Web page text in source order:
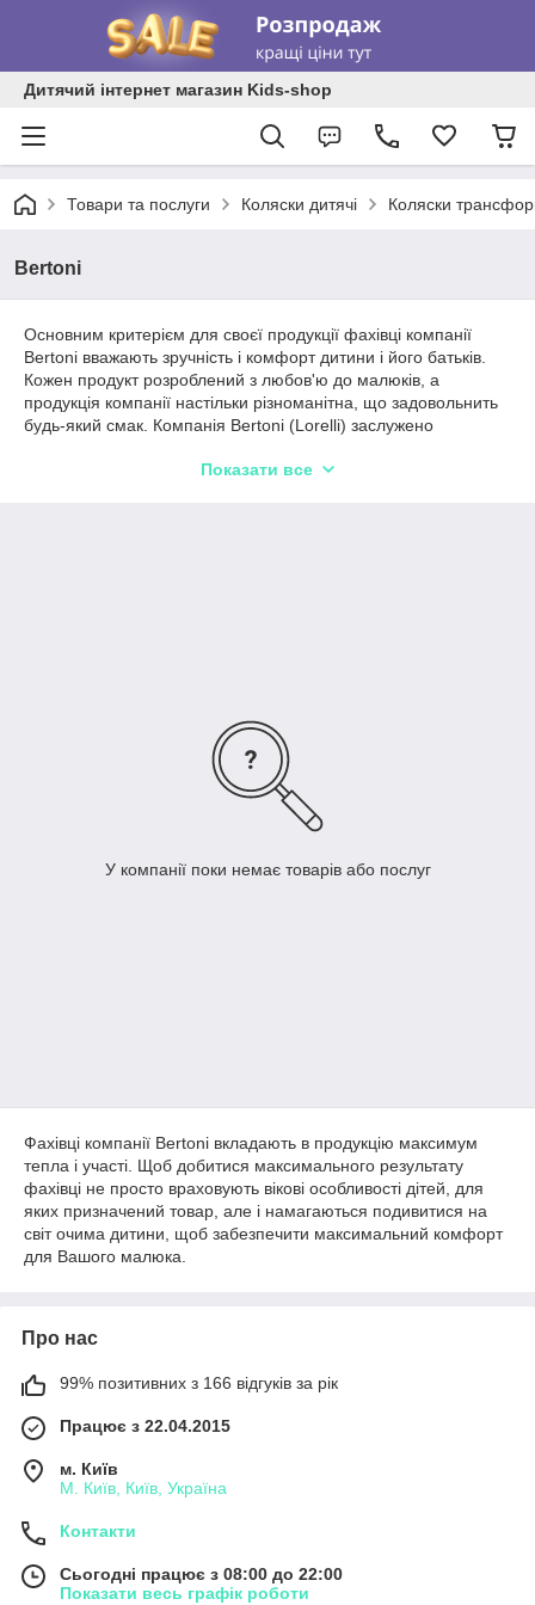
Дитячий інтернет магазин Kids-shop
Товари та послуги Коляски дитячі Коляски
Bertoni
Основним критерієм для своєї продукції фахівці компанії
Bertoni вважають зручність і комфорт дитини і його батьків.
Кожен продукт розроблений з любов'ю до малюків, а
продукція компанії настільки різноманітна, що задовольнить
будь-який смак. Компанія Bertoni (Lorelli) заслужено
також одним з найвпливовіших підприємств в Європі.
Показати все
У компанії поки немає товарів або послуг
Фахівці компанії Bertoni вкладають в продукцію максимум
тепла і участі. Щоб добитися максимального результату
фахівці не просто враховують вікові особливості дітей, для
яких призначений товар, але і намагаються подивитися на
світ очима дитини, щоб забезпечити максимальний комфорт
для Вашого малюка.
Про нас
99% позитивних з 166 відгуків за рік
Працює з 22.04.2015
м. Київ
М. Київ, Київ, Україна
Контакти
Сьогодні працює з 08:00 до 22:00
Показати весь графік роботи